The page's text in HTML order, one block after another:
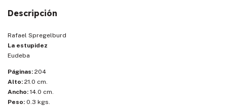
Descripción
Rafael Spregelburd
La estupidez
Eudeba
Páginas: 204
Alto: 21.0 cm.
Ancho: 14.0 cm.
Peso: 0.3 kgs.